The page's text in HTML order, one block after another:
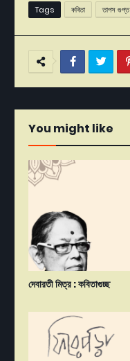
Tags কবিতা তাপস গুপ্ত
You might like
দেবারতী মিত্র : কবিতাগুচ্ছ